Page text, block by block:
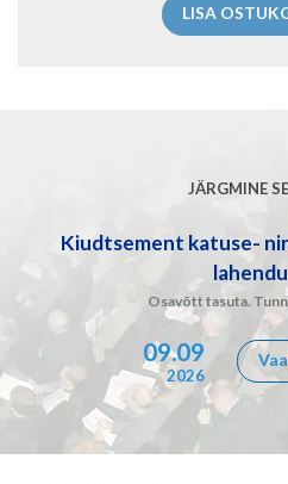
LISA
JÄRGMINE
Kiudtsement katuse-
Osavõtt tasuta.
09.09
2026